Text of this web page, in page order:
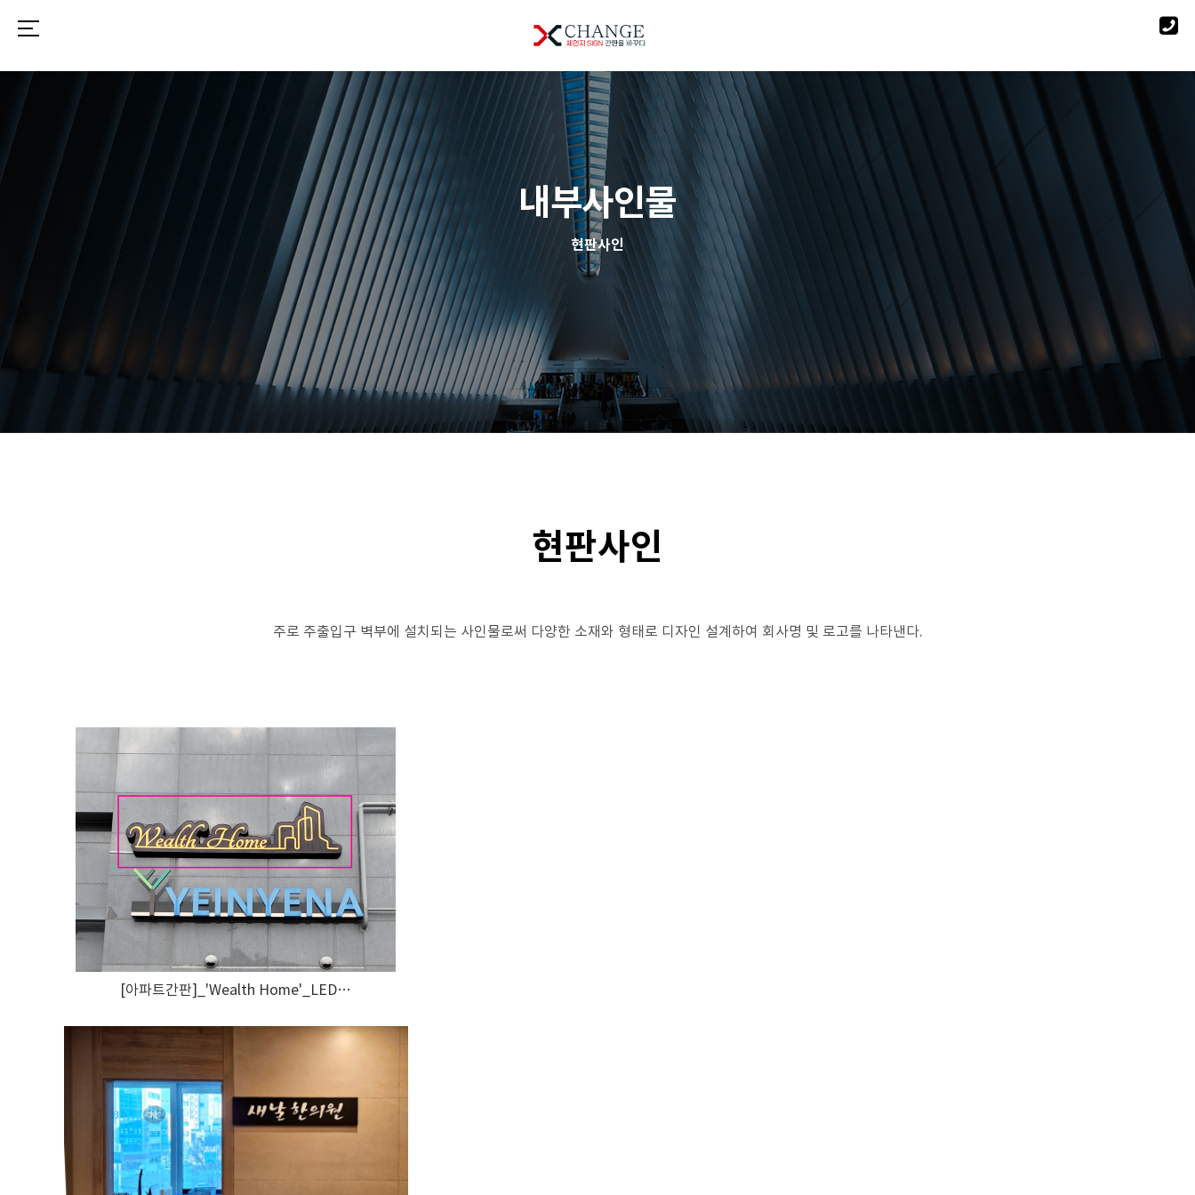
내부사인물
현판사인
현판사인
주로 주출입구 벽부에 설치되는 사인물로써 다양한 소재와 형태로 디자인 설계하여 회사명 및 로고를 나타낸다.
[아파트간판]_'Wealth Home'_LED…